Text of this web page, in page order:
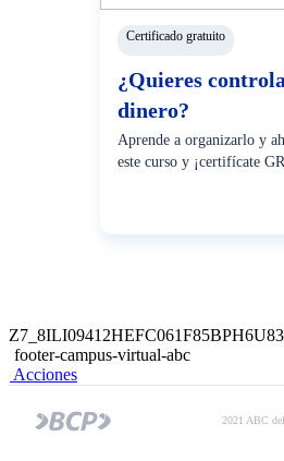
Certificado gratuito
¿Quieres
dinero?
Aprende a organizarlo y
este curso y ¡certifícate
Z7_8ILI09412HEFC061F85BPH6U83
footer-campus-virtual-abc
Acciones
2021 ABC